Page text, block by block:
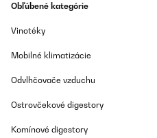
Obľúbené kategórie
Vinotéky
Mobilné klimatizácie
Odvlhčovače vzduchu
Ostrovčekové digestory
Komínové digestory